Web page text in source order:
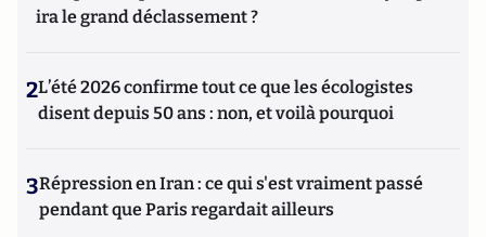
ira le grand déclassement ?
2L’été 2026 confirme tout ce que les écologistes
disent depuis 50 ans : non, et voilà pourquoi
3Répression en Iran : ce qui s'est vraiment passé
pendant que Paris regardait ailleurs